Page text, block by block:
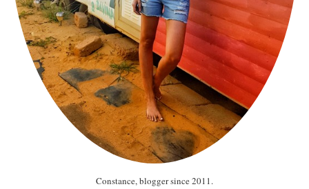
Constance, blogger since 2011.